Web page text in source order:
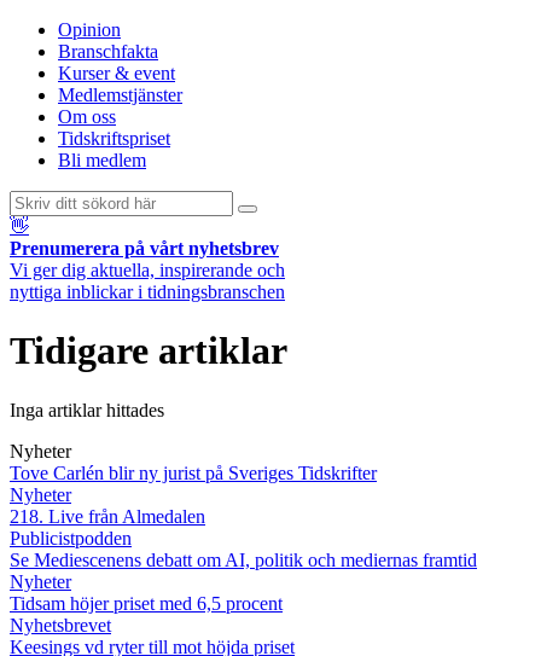
Opinion
Branschfakta
Kurser & event
Medlemstjänster
Om oss
Tidskriftspriset
Bli medlem
👋
Prenumerera på vårt nyhetsbrev
Vi ger dig aktuella, inspirerande och
nyttiga inblickar i tidningsbranschen
Tidigare artiklar
Inga artiklar hittades
Nyheter
Tove Carlén blir ny jurist på Sveriges Tidskrifter
Nyheter
218. Live från Almedalen
Publicistpodden
Se Mediescenens debatt om AI, politik och mediernas framtid
Nyheter
Tidsam höjer priset med 6,5 procent
Nyhetsbrevet
Keesings vd ryter till mot höjda priset